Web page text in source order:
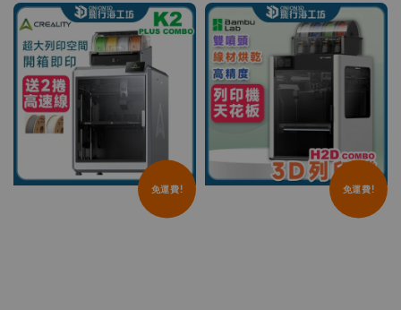
免運費! 免運費!